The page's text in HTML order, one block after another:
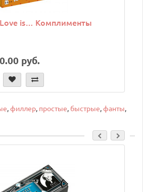
is… Комплименты
руб.
,филлер, простые, быстрые,фанты,